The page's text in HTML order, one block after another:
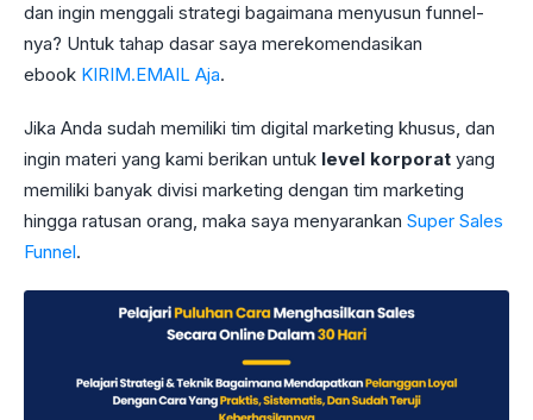
dan ingin menggali strategi bagaimana menyusun funnel-
nya? Untuk tahap dasar saya merekomendasikan
ebook KIRIM.EMAIL Aja.
Jika Anda sudah memiliki tim digital marketing khusus, dan
ingin materi yang kami berikan untuk level korporat yang
memiliki banyak divisi marketing dengan tim marketing
hingga ratusan orang, maka saya menyarankan Super Sales
Funnel.